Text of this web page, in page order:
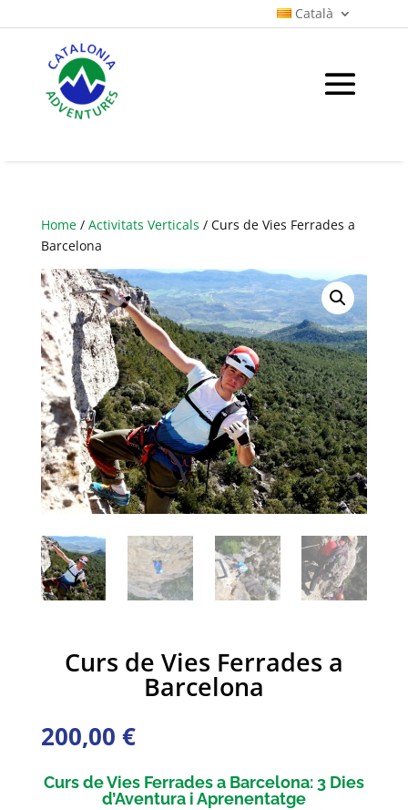
Català
Home/ Activitats Verticals / Curs de Vies Ferrades a
Barcelona
Curs de Vies Ferrades a
Barcelona
200,00 €
Curs de Vies Ferrades a Barcelona: 3 Dies
d’Aventura i Aprenentatge